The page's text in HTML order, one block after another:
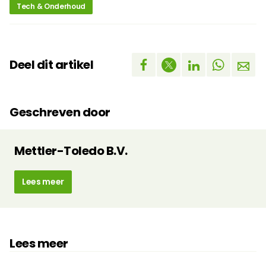
Tech & Onderhoud
Deel dit artikel
Geschreven door
Mettler-Toledo B.V.
Lees meer
Lees meer